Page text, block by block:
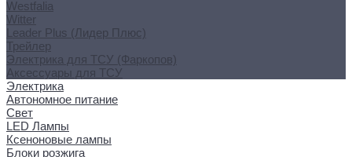
Westfalia
Witter
Leader Plus (Лидер Плюс)
Трейлер
Электрика для ТСУ (Фаркопов)
Аксессуары для ТСУ
Электрика
Автономное питание
Свет
LED Лампы
Ксеноновые лампы
Блоки розжига